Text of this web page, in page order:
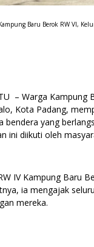
Baru Berok RW VI,
– Warga Kampung
Kota Padang,
bendera yang
ini diikuti oleh
IV Kampung Baru
ia mengajak
mereka.